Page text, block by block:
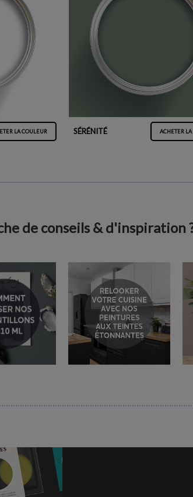
LA COULEUR SÉRÉNITÉ ACHETER
de conseils & d'inspiration